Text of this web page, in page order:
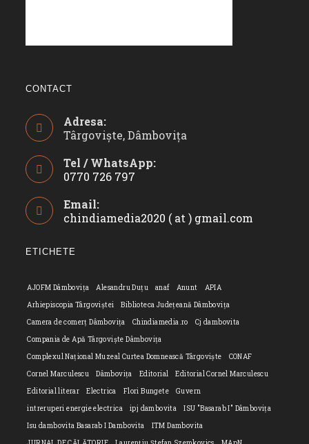
CONTACT
Adresa:
Târgoviște, Dâmbovița
Tel / WhatsApp:
0770 726 797
in
your
Email:
chindiamedia2020 ( at ) gmail.com
ETICHETE
AJOFM Dâmbovița Alesandru Duțu anaf Anunt
APIA
Arhiepiscopia Târgoviștei
Biblioteca Județeană Dâmbovița
Camera de comerț Dâmbovița
Chindiamedia.ro
Cj dambovita
Compania de Apă Târgoviște Dâmbovița
Complexul Național Muzeal Curtea Domnească Târgoviște
CONAF
Cornel Marculescu
Dâmbovița Editorial
Editorial Cornel Marculescu
Editorial literar
Electrica Flori Bungete
Guvern
intreruperi energie electrica
ipj dambovita
ISU "Basarab I" Dâmbovița
Isu dambovita Basarab I Dambovita
ITM Dambovita